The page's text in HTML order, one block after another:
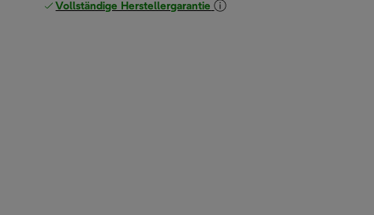
Vollständige Herstellergarantie